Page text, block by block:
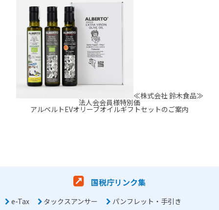
≪株式会社 鈴木食品≫
法人会会員様特別価
アルベルトEVオリーブオイルギフトセットのご案内
国税庁リンク集
e-Tax タックスアンサー
パンフレット・手引き